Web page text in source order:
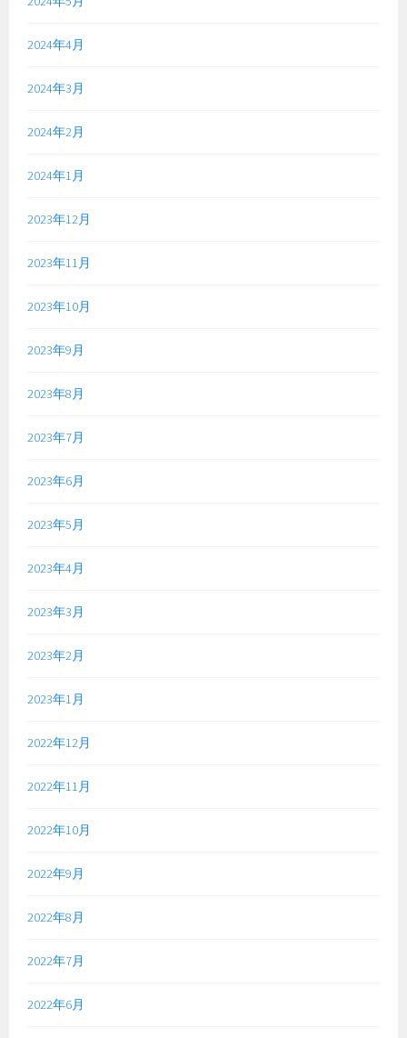
2024年4月
2024年3月
2024年2月
2024年1月
2023年12月
2023年11月
2023年10月
2023年9月
2023年8月
2023年7月
2023年6月
2023年5月
2023年4月
2023年3月
2023年2月
2023年1月
2022年12月
2022年11月
2022年10月
2022年9月
2022年8月
2022年7月
2022年6月